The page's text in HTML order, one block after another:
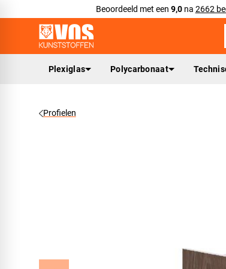
Beoordeeld met een 9,0na 2662
Plexiglas Polycarbonaat
Profielen